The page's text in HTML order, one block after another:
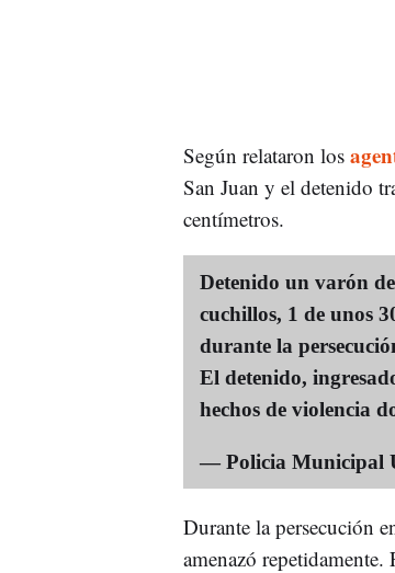
Según relataron los
San Juan y el detenido
centímetros.
Detenido un varón
cuchillos, 1 de unos
durante la
El detenido,
hechos de violencia
— Policia Municipal
Durante la persecución
amenazó